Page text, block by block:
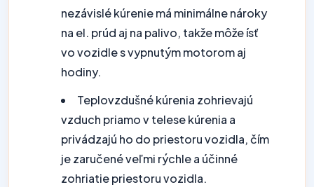
nezávislé kúrenie má minimálne nároky
na el. prúd aj na palivo, takže môže ísť
vo vozidle s vypnutým motorom aj
hodiny.
Teplovzdušné kúrenia zohrievajú
vzduch priamo v telese kúrenia a
privádzajú ho do priestoru vozidla, čím
je zaručené veľmi rýchle a účinné
zohriatie priestoru vozidla.